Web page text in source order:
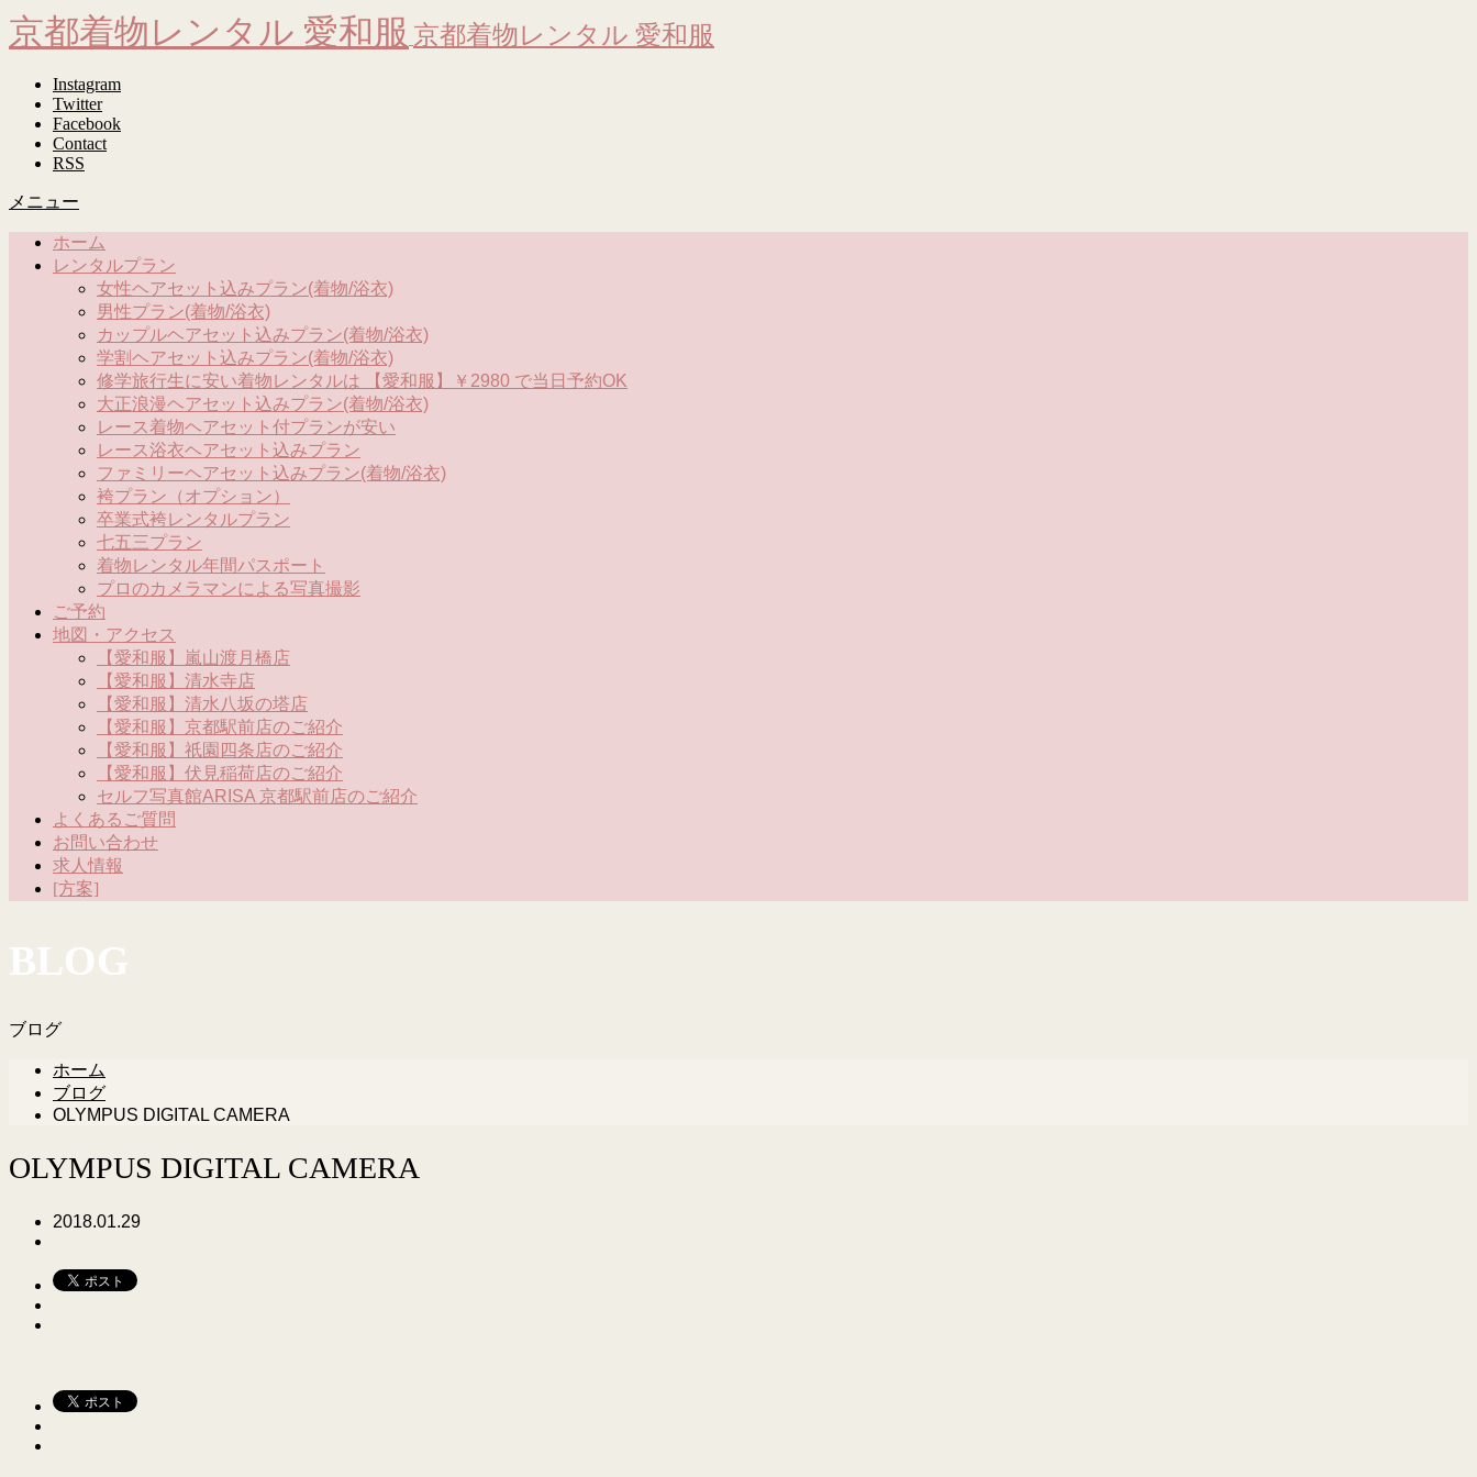
京都着物レンタル 愛和服 京都着物レンタル 愛和服
Instagram
Twitter
Facebook
Contact
RSS
メニュー
ホーム
レンタルプラン
女性ヘアセット込みプラン(着物/浴衣)
男性プラン(着物/浴衣)
カップルヘアセット込みプラン(着物/浴衣)
学割ヘアセット込みプラン(着物/浴衣)
修学旅行生に安い着物レンタルは 【愛和服】￥2980 で当日予約OK
大正浪漫ヘアセット込みプラン(着物/浴衣)
レース着物ヘアセット付プランが安い
レース浴衣ヘアセット込みプラン
ファミリーヘアセット込みプラン(着物/浴衣)
袴プラン（オプション）
卒業式袴レンタルプラン
七五三プラン
着物レンタル年間パスポート
プロのカメラマンによる写真撮影
ご予約
地図・アクセス
【愛和服】嵐山渡月橋店
【愛和服】清水寺店
【愛和服】清水八坂の塔店
【愛和服】京都駅前店のご紹介
【愛和服】祇園四条店のご紹介
【愛和服】伏見稲荷店のご紹介
セルフ写真館ARISA 京都駅前店のご紹介
よくあるご質問
お問い合わせ
求人情報
[方案]
BLOG
ブログ
ホーム
ブログ
OLYMPUS DIGITAL CAMERA
OLYMPUS DIGITAL CAMERA
2018.01.29